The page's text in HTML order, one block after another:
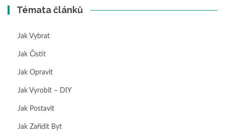
Témata článků
Jak Vybrat
Jak Čistit
Jak Opravit
Jak Vyrobit – DIY
Jak Postavit
Jak Zařídit Byt